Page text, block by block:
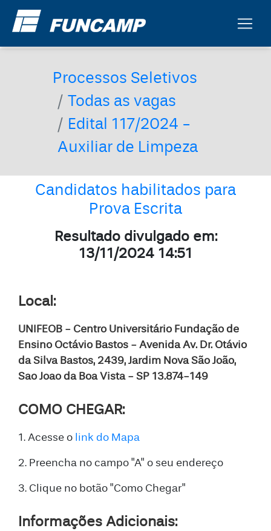
Processos Seletivos
Todas as vagas
Edital 117/2024 -
Auxiliar de Limpeza
Candidatos habilitados para
Prova Escrita
Resultado divulgado em:
13/11/2024 14:51
Local:
UNIFEOB - Centro Universitário Fundação de
Ensino Octávio Bastos - Avenida Av. Dr. Otávio
da Silva Bastos, 2439, Jardim Nova São João,
Sao Joao da Boa Vista - SP 13.874-149
COMO CHEGAR:
1. Acesse o link do Mapa
2. Preencha no campo "A" o seu endereço
3. Clique no botão "Como Chegar"
Informações Adicionais: